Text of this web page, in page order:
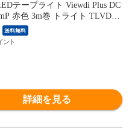
テープライト Viewdi Plus DC
赤色 3m巻 トライト TLVDR2
照明用品 作業灯 照明用品 照明
料】
送料無料
詳細を見る